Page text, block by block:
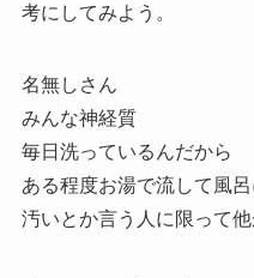
考にしてみよう。
名無しさん
みんな神経質
毎日洗っているんだから
ある程度お湯で流して風
汚いとか言う人に限って